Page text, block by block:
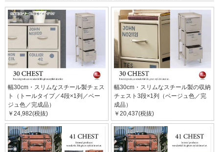
幅30cm・スリムなスチール製チェス
ト（トールタイプ／4段×1列／ベー
ジュ色／完成品）
￥24,982(税抜)
幅30cm・スリムなスチール製の収納
チェスト3段×1列（ベージュ色／完
成品）
￥20,437(税抜)